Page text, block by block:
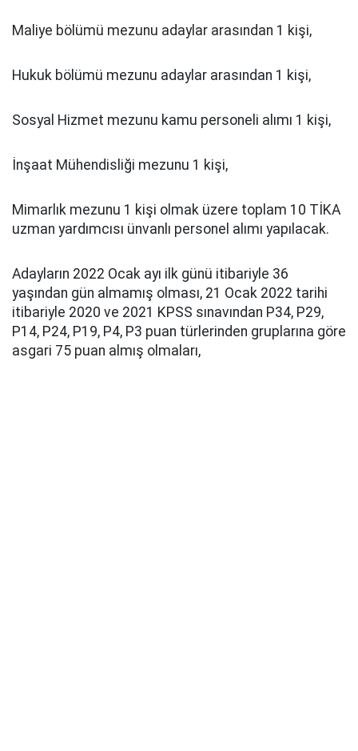
Maliye bölümü mezunu adaylar arasından 1 kişi,
Hukuk bölümü mezunu adaylar arasından 1 kişi,
Sosyal Hizmet mezunu kamu personeli alımı 1 kişi,
İnşaat Mühendisliği mezunu 1 kişi,
Mimarlık mezunu 1 kişi olmak üzere toplam 10 TİKA
uzman yardımcısı ünvanlı personel alımı yapılacak.
Adayların 2022 Ocak ayı ilk günü itibariyle 36
yaşından gün almamış olması, 21 Ocak 2022 tarihi
itibariyle 2020 ve 2021 KPSS sınavından P34, P29,
P14, P24, P19, P4, P3 puan türlerinden gruplarına göre
asgari 75 puan almış olmaları,